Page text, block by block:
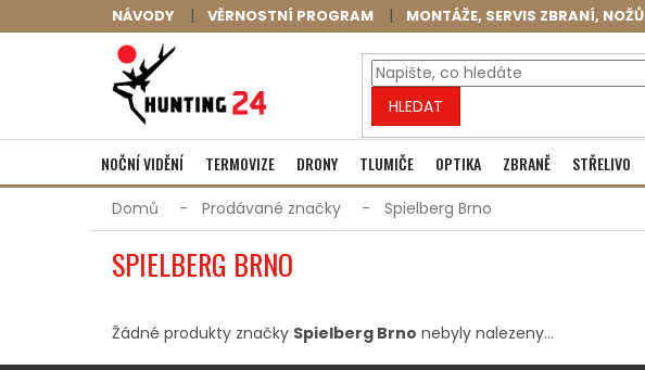
na
NÁVODY VĚRNOSTNÍ PROGRAM MONTÁŽE, SERVIS ZBRANÍ, NOŽŮ
HLEDAT
NOČNÍ VIDĚNÍ TERMOVIZE DRONY TLUMIČE OPTIKA ZBRANĚ STŘELIVO
Domů Prodávané značky Spielberg Brno
SPIELBERG BRNO
Žádné produkty značky Spielberg Brno nebyly nalezeny...